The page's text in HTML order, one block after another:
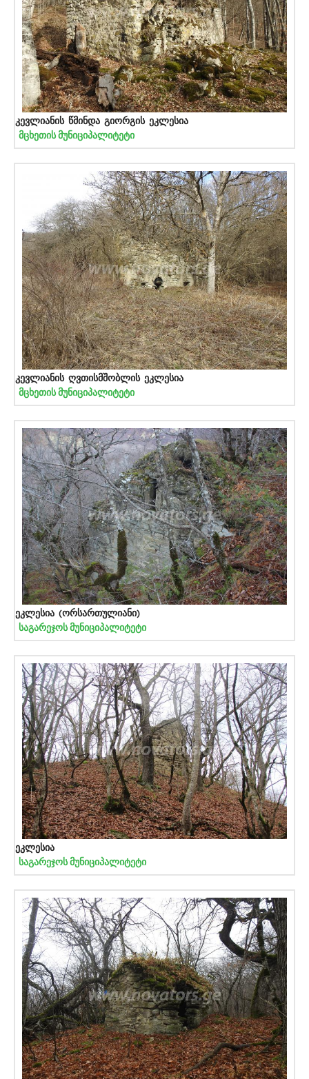
კევლიანის წმინდა გიორგის ეკლესია
მცხეთის მუნიციპალიტეტი
კევლიანის ღვთისმშობლის ეკლესია
მცხეთის მუნიციპალიტეტი
ეკლესია (ორსართულიანი)
საგარეჯოს მუნიციპალიტეტი
ეკლესია
საგარეჯოს მუნიციპალიტეტი